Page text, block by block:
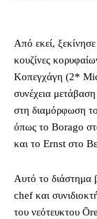
Από εκεί,
κουζίνες
Κοπεγχάγη (2*
συνέχεια
στη διαμόρφωση
όπως το Borago
και το Ernst στο
Αυτό το διάστημα
chef και
του νεότευκτου